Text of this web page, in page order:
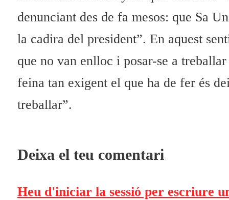
denunciant des de fa mesos: que Sa
la cadira del president”. En aquest
que no van enlloc i posar-se a
feina tan exigent el que ha de fer és
treballar”.
Deixa el teu comentari
Heu d'iniciar la sessió per escriure